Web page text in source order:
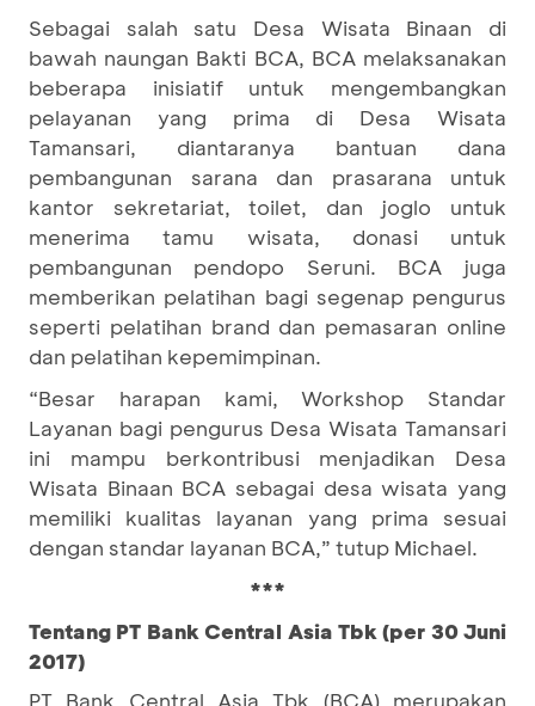
Sebagai salah satu Desa Wisata Binaan di
bawah naungan Bakti BCA, BCA melaksanakan
beberapa inisiatif untuk mengembangkan
pelayanan yang prima di Desa Wisata
Tamansari, diantaranya bantuan dana
pembangunan sarana dan prasarana untuk
kantor sekretariat, toilet, dan joglo untuk
menerima tamu wisata, donasi untuk
pembangunan pendopo Seruni. BCA juga
memberikan pelatihan bagi segenap pengurus
seperti pelatihan brand dan pemasaran online
dan pelatihan kepemimpinan.
“Besar harapan kami, Workshop Standar
Layanan bagi pengurus Desa Wisata Tamansari
ini mampu berkontribusi menjadikan Desa
Wisata Binaan BCA sebagai desa wisata yang
memiliki kualitas layanan yang prima sesuai
dengan standar layanan BCA,” tutup Michael.
***
Tentang PT Bank Central Asia Tbk (per 30 Juni
2017)
PT Bank Central Asia Tbk (BCA) merupakan